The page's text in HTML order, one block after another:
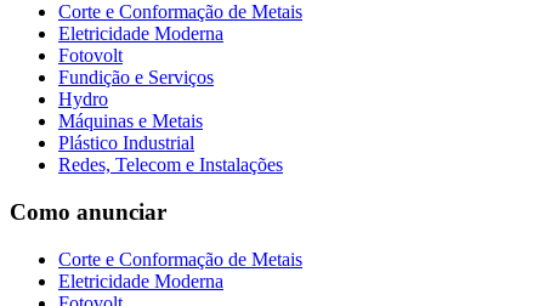
Corte e Conformação de Metais
Eletricidade Moderna
Fotovolt
Fundição e Serviços
Hydro
Máquinas e Metais
Plástico Industrial
Redes, Telecom e Instalações
Como anunciar
Corte e Conformação de Metais
Eletricidade Moderna